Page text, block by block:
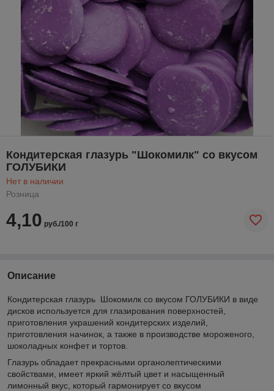
Кондитерская глазурь "Шокомилк" со вкусом
ГОЛУБИКИ
Нет в наличии
Розница
4,10 руб./100 г
Описание
Кондитерская глазурь Шокомилк со вкусом ГОЛУБИКИ в виде
дисков используется для глазирования поверхностей,
приготовления украшений кондитерских изделий,
приготовления начинок, а также в производстве мороженого,
шоколадных конфет и тортов.
Глазурь обладает прекрасными органолептическими
свойствами, имеет яркий жёлтый цвет и насыщенный
лимонный вкус, который гармонирует со вкусом